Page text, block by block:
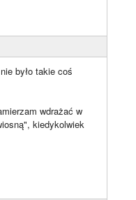
było takie coś
wdrażać w
kiedykolwiek